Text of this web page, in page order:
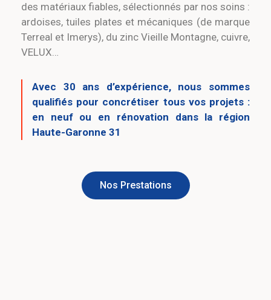
des matériaux fiables, sélectionnés par nos soins :
ardoises, tuiles plates et mécaniques (de marque
Terreal et Imerys), du zinc Vieille Montagne, cuivre,
VELUX…
Avec 30 ans d’expérience, nous sommes
qualifiés pour concrétiser tous vos projets :
en neuf ou en rénovation dans la région
Haute-Garonne 31
Nos Prestations